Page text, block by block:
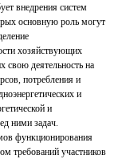
внедрения систем
основную роль могут
хозяйствующих
свою деятельность на
потребления и
и
и
ними задач.
функционирования
требований участников